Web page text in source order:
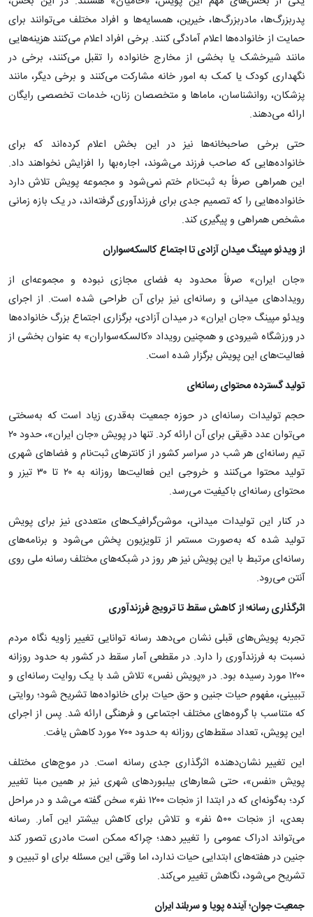
پدربزرگ‌ها، مادربزرگ‌ها، خیرین، همسایه‌ها و افراد مختلف می‌توانند برای
حمایت از خانواده‌ها اعلام آمادگی کنند. برخی افراد اعلام می‌کنند هزینه‌هایی
مانند شیرخشک یا بخشی از مخارج خانواده را تقبل می‌کنند، برخی در
نگهداری کودک یا کمک به امور خانه مشارکت می‌کنند و برخی دیگر، مانند
پزشکان، روانشناسان، ماماها و متخصصان زنان، خدمات تخصصی رایگان
ارائه می‌دهند.
حتی برخی صاحبخانه‌ها نیز در این بخش اعلام کرده‌اند که برای
خانواده‌هایی که صاحب فرزند می‌شوند، اجاره‌بها را افزایش نخواهند داد.
این همراهی صرفاً به ثبت‌نام ختم نمی‌شود و مجموعه پویش تلاش دارد
خانواده‌هایی را که تصمیم جدی برای فرزندآوری گرفته‌اند، در یک بازه زمانی
مشخص همراهی و پیگیری کند.
از ویدئو مپینگ میدان آزادی تا اجتماع کالسکه‌سواران
«جان ایران» صرفاً محدود به فضای مجازی نبوده و مجموعه‌ای از
رویدادهای میدانی و رسانه‌ای نیز برای آن طراحی شده است. از اجرای
ویدئو مپینگ «جان ایران» در میدان آزادی، برگزاری اجتماع بزرگ خانواده‌ها
در ورزشگاه شیرودی و همچنین رویداد «کالسکه‌سواران» به عنوان بخشی از
فعالیت‌های این پویش برگزار شده است.
تولید گسترده محتوای رسانه‌ای
حجم تولیدات رسانه‌ای در حوزه جمعیت به‌قدری زیاد است که به‌سختی
می‌توان عدد دقیقی برای آن ارائه کرد. تنها در پویش «جان ایران»، حدود ۲۰
تیم رسانه‌ای هر شب در سراسر کشور از کانترهای ثبت‌نام و فضاهای شهری
تولید محتوا می‌کنند و خروجی این فعالیت‌ها روزانه به ۲۰ تا ۳۰ تیزر و
محتوای رسانه‌ای باکیفیت می‌رسد.
در کنار این تولیدات میدانی، موشن‌گرافیک‌های متعددی نیز برای پویش
تولید شده که به‌صورت مستمر از تلویزیون پخش می‌شود و برنامه‌های
رسانه‌ای مرتبط با این پویش نیز هر روز در شبکه‌های مختلف رسانه ملی روی
آنتن می‌رود.
اثرگذاری رسانه؛ از کاهش سقط تا ترویج فرزندآوری
تجربه پویش‌های قبلی نشان می‌دهد رسانه توانایی تغییر زاویه نگاه مردم
نسبت به فرزندآوری را دارد. در مقطعی آمار سقط در کشور به حدود روزانه
۱۲۰۰ مورد رسیده بود. در «پویش نفس» تلاش شد با یک روایت رسانه‌ای و
تبیینی، مفهوم حیات جنین و حق حیات برای خانواده‌ها تشریح شود؛ روایتی
که متناسب با گروه‌های مختلف اجتماعی و فرهنگی ارائه شد. پس از اجرای
این پویش، تعداد سقط‌های روزانه به حدود ۷۰۰ مورد کاهش یافت.
این تغییر نشان‌دهنده اثرگذاری جدی رسانه است. در موج‌های مختلف
پویش «نفس»، حتی شعارهای بیلبوردهای شهری نیز بر همین مبنا تغییر
کرد؛ به‌گونه‌ای که در ابتدا از «نجات ۱۲۰۰ نفر» سخن گفته می‌شد و در مراحل
بعدی، از «نجات ۵۰۰ نفر» و تلاش برای کاهش بیشتر این آمار. رسانه
می‌تواند ادراک عمومی را تغییر دهد؛ چراکه ممکن است مادری تصور کند
جنین در هفته‌های ابتدایی حیات ندارد، اما وقتی این مسئله برای او تبیین و
تشریح می‌شود، نگاهش تغییر می‌کند.
جمعیت جوان؛ آینده پویا و سربلند ایران